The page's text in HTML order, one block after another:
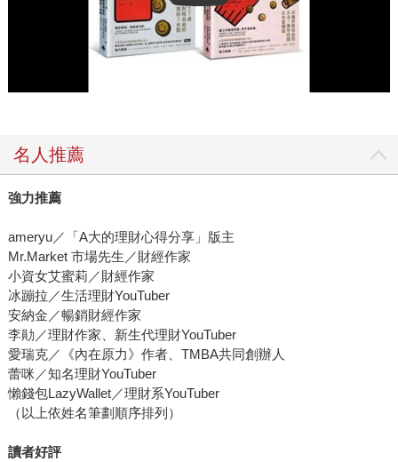
名人推薦
強力推薦
ameryu／「A大的理財心得分享」版主
Mr.Market 市場先生／財經作家
小資女艾蜜莉／財經作家
冰蹦拉／生活理財YouTuber
安納金／暢銷財經作家
李勛／理財作家、新生代理財YouTuber
愛瑞克／《內在原力》作者、TMBA共同創辦人
蕾咪／知名理財YouTuber
懶錢包LazyWallet／理財系YouTuber
（以上依姓名筆劃順序排列）
讀者好評